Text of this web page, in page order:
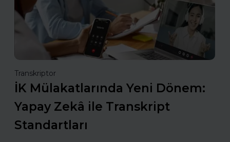
Transkriptor
İK Mülakatlarında Yeni Dönem:
Yapay Zekâ ile Transkript
Standartları